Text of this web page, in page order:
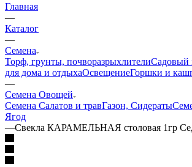
Главная
—
Каталог
—
Семена
Торф, грунты, почворазрыхлителиСадовый
для дома и отдыхаОсвещениеГоршки и
—
Семена Овощей
Семена Салатов и травГазон, Сидераты
Ягод
—Свекла КАРАМЕЛЬНАЯ столовая 1гр